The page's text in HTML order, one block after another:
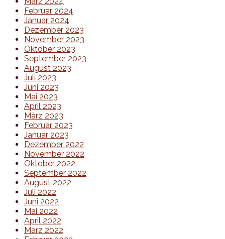
Februar 2024
Januar 2024
Dezember 2023
November 2023
Oktober 2023
September 2023
August 2023
Juli 2023
Juni 2023
Mai 2023
April 2023
März 2023
Februar 2023
Januar 2023
Dezember 2022
November 2022
Oktober 2022
September 2022
August 2022
Juli 2022
Juni 2022
Mai 2022
April 2022
März 2022